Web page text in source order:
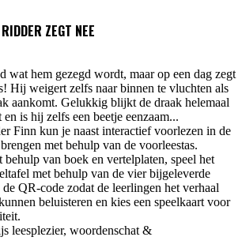
ZEGT NEE
wat hem gezegd wordt, maar op een dag zegt
Hij weigert zelfs naar binnen te vluchten als
aankomt. Gelukkig blijkt de draak helemaal
is hij zelfs een beetje eenzaam...
Finn kun je naast interactief voorlezen in de
met behulp van de voorleestas.
behulp van boek en vertelplaten, speel het
met behulp van de vier bijgeleverde
QR-code zodat de leerlingen het verhaal
beluisteren en kies een speelkaart voor
leesplezier, woordenschat &